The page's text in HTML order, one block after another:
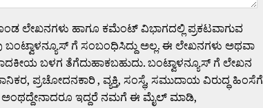
ಲೇಖನಗಳು ಹಾಗೂ ಕಮೆಂಟ್ ವಿಭಾಗದಲ್ಲಿ ಪ್ರಕಟವಾಗುವ
ಗೆ ಸಂಬಂಧಿಸಿದ್ದು ಅಲ್ಲ. ಈ ಲೇಖನಗಳು ಅಥವಾ
ಬಳಗ ತೆಗೆದುಹಾಕಬಹುದು. ಬಂಟ್ವಾಳನ್ಯೂಸ್ ಗೆ ಲೇಖನ
ಪ್ರಚೋದನಕಾರಿ , ವ್ಯಕ್ತಿ, ಸಂಸ್ಥೆ, ಸಮುದಾಯ ವಿರುದ್ಧ ಹಿಂಸೆಗೆ
ಇದ್ದರೆ ನಮಗೆ ಈ ಮೈಲ್ ಮಾಡಿ,